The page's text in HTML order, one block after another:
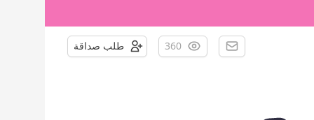
360 طلب صداقة